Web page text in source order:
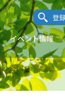
登
イベント情報